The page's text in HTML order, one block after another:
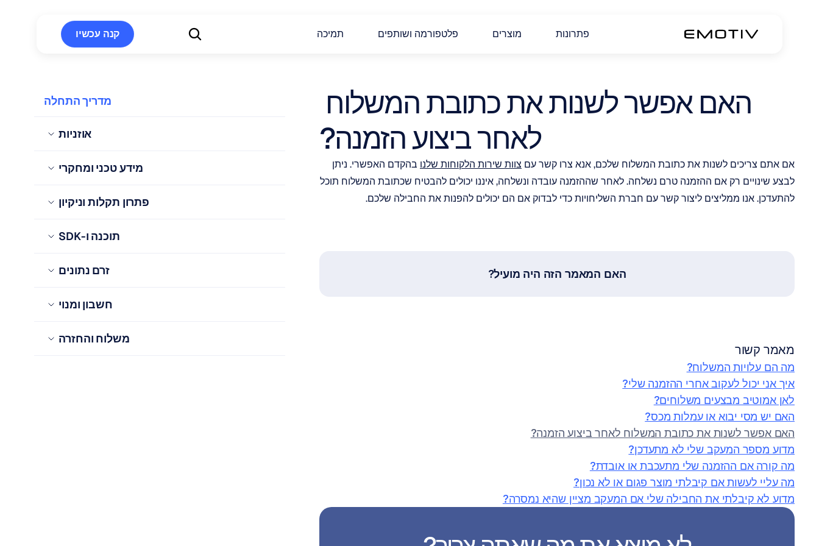
פתרונות מוצרים פלטפורמה ושותפים תמיכה
קנה עכשיו
מדריך התחלה
אוזניות
מידע טכני ומחקרי
פתרון תקלות וניקיון
תוכנה ו-SDK
זרם נתונים
חשבון ומנוי
משלוח והחזרה
לאחר ביצוע הזמנה?
אם אתם צריכים לשנות את כתובת המשלוח שלכם, אנא צרו קשר עם צוות שירות הלקוחות שלנו
להתעדכן. אנו ממליצים ליצור קשר עם חברת השליחויות כדי לבדוק אם הם יכולים להפנות את החבילה שלכם.
האם המאמר הזה היה מועיל?
מאמר קשור
מה הם עלויות המשלוח?
איך אני יכול לעקוב אחרי ההזמנה שלי?
לאן אמוטיב מבצעים משלוחים?
האם יש מסי יבוא או עמלות מכס?
האם אפשר לשנות את כתובת המשלוח לאחר ביצוע הזמנה?
מדוע מספר המעקב שלי לא מתעדכן?
מה קורה אם ההזמנה שלי מתעכבת או אובדת?
מה עליי לעשות אם קיבלתי מוצר פגום או לא נכון?
מדוע לא קיבלתי את החבילה שלי אם המעקב מציין שהיא נמסרה?